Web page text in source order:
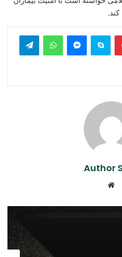
Pinterest
Skype
Messenger
WhatsApp
Author